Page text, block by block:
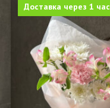
Доставка через 1 час